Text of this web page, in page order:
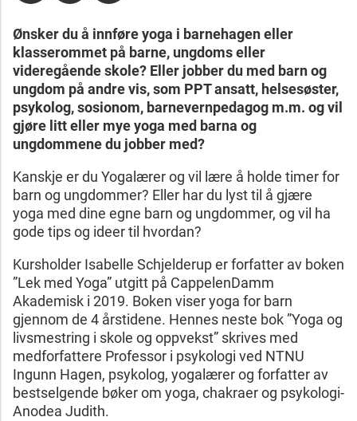
Ønsker du å innføre yoga i barnehagen eller
klasserommet på barne, ungdoms eller
videregående skole? Eller jobber du med barn og
ungdom på andre vis, som PPT ansatt, helsesøster,
psykolog, sosionom, barnevernpedagog m.m. og vil
gjøre litt eller mye yoga med barna og
ungdommene du jobber med?
Kanskje er du Yogalærer og vil lære å holde timer for
barn og ungdommer? Eller har du lyst til å gjære
yoga med dine egne barn og ungdommer, og vil ha
gode tips og ideer til hvordan?
Kursholder Isabelle Schjelderup er forfatter av boken
”Lek med Yoga” utgitt på CappelenDamm
Akademisk i 2019. Boken viser yoga for barn
gjennom de 4 årstidene. Hennes neste bok ”Yoga og
livsmestring i skole og oppvekst” skrives med
medforfattere Professor i psykologi ved NTNU
Ingunn Hagen, psykolog, yogalærer og forfatter av
bestselgende bøker om yoga, chakraer og psykologi-
Anodea Judith.